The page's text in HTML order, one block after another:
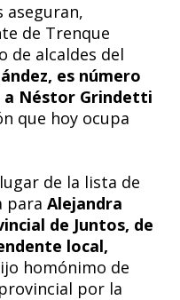
aseguran,
de Trenque
de alcaldes del
es número
a Néstor Grindetti
que hoy ocupa
de la lista de
para Alejandra
de Juntos, de
local,
homónimo de
por la